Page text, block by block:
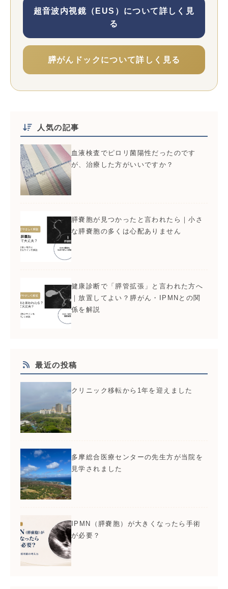
超音波内視鏡（EUS）について詳しく見
る
膵がんドックについて詳しく見る
人気の記事
血液検査でピロリ菌陽性だったのです
が、治療した方がいいですか？
膵嚢胞が見つかったと言われたら｜小さ
な膵嚢胞の多くは心配ありません
健康診断で「膵管拡張」と言われた方へ
｜放置してよい？膵がん・IPMNとの関
係を解説
最近の投稿
クリニック移転から1年を迎えました
多摩総合医療センターの先生方が当院を
見学されました
IPMN（膵嚢胞）が大きくなったら手術
が必要？